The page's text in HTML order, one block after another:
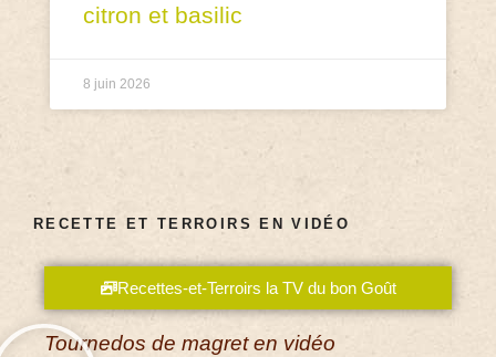
citron et basilic
8 juin 2026
RECETTE ET TERROIRS EN VIDÉO
Recettes-et-Terroirs la TV du bon Goût
Tournedos de magret en vidéo